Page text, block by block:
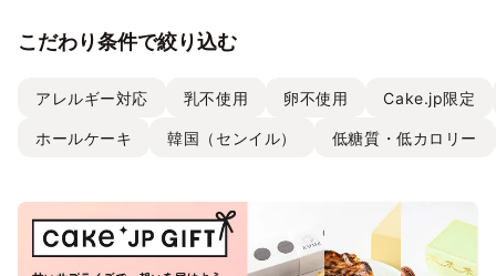
こだわり条件で絞り込む
アレルギー対応 乳不使用 卵不使用 Cake.jp限定
ホールケーキ 韓国（センイル） 低糖質・低カロリー